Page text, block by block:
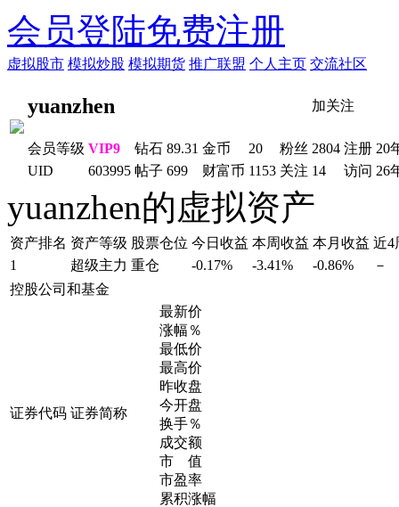
会员登陆免费注册
虚拟股市 模拟炒股 模拟期货 推广联盟 个人主页 交流社区
yuanzhen 加关注
会员等级 VIP9 钻石 89.31 金币 20 粉丝 2804 注册 20
UID
603995 帖子 699 财富币 1153 关注 14 访问 26
yuanzhen的虚拟资产
资产排名 资产等级 股票仓位 今日收益 本周收益 本月收益 近4
1
超级主力 重仓 -0.17% -3.41% -0.86%
－
控股公司和基金
证券代码 证券简称
最新价
涨幅％
最低价
最高价
昨收盘
今开盘
换手％
成交额
市 值
市盈率
累积涨幅